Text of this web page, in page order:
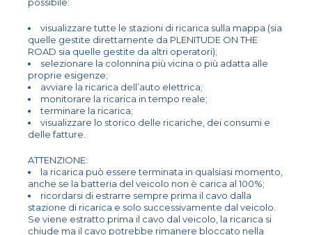
visualizzare tutte le stazioni di ricarica sulla mappa (sia
quelle gestite direttamente da PLENITUDE ON THE
ROAD sia quelle gestite da altri operatori);
selezionare la colonnina più vicina o più adatta alle
proprie esigenze;
avviare la ricarica dell’auto elettrica;
monitorare la ricarica in tempo reale;
terminare la ricarica;
visualizzare lo storico delle ricariche, dei consumi e
delle fatture.
ATTENZIONE:
la ricarica può essere terminata in qualsiasi momento,
anche se la batteria del veicolo non è carica al 100%;
ricordarsi di estrarre sempre prima il cavo dalla
stazione di ricarica e solo successivamente dal veicolo.
Se viene estratto prima il cavo dal veicolo, la ricarica si
chiude ma il cavo potrebbe rimanere bloccato nella